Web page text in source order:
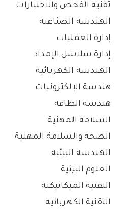
تقنية الفحص والاختبارات
الهندسة الصناعية
إدارة العمليات
إدارة سلاسل الإمداد
الهندسة الكهربائية
هندسة الإلكترونيات
هندسة الطاقة
السلامة المهنية
الصحة والسلامة المهنية
الهندسة البيئية
العلوم البيئية
التقنية الميكانيكية
التقنية الكهربائية